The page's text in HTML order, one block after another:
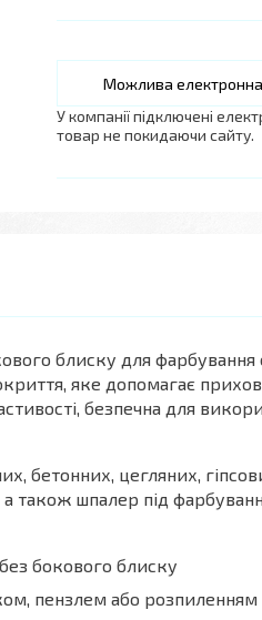
У компанії підключені
товар не покидаючи сайту.
блиску для
яке допомагає
безпечна для
бетонних, цегляних,
також шпалер під
бокового блиску
пензлем або розпиленням